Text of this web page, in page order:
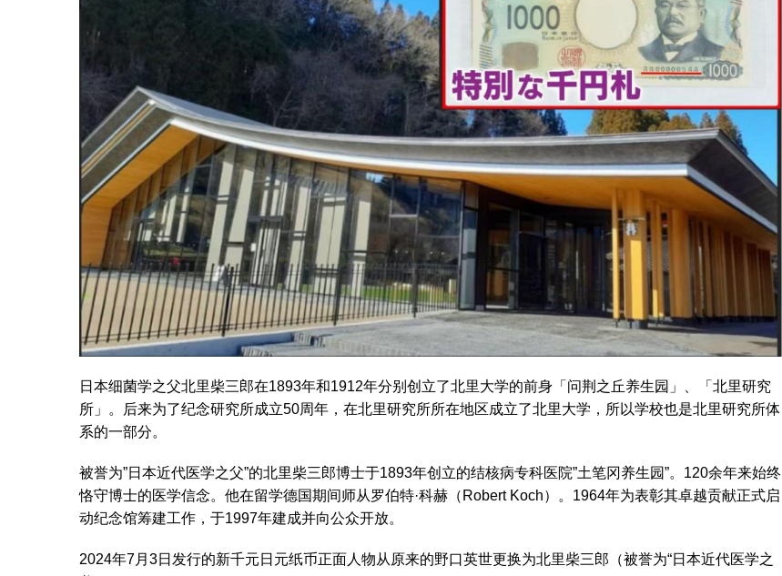
日本细菌学之父北里柴三郎在1893年和1912年分别创立了北里大学的前身「问荆之丘养生园」、「北里研究
所」。后来为了纪念研究所成立50周年，在北里研究所所在地区成立了北里大学，所以学校也是北里研究所体
系的一部分。
被誉为”日本近代医学之父”的北里柴三郎博士于1893年创立的结核病专科医院”土笔冈养生园”。120余年来始终
恪守博士的医学信念。他在留学德国期间师从罗伯特·科赫（Robert Koch）。1964年为表彰其卓越贡献正式启
动纪念馆筹建工作，于1997年建成并向公众开放。
2024年7月3日发行的新千元日元纸币正面人物从原来的野口英世更换为北里柴三郎（被誉为“日本近代医学之